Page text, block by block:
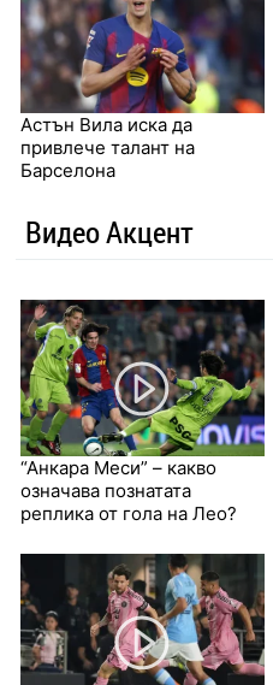
Астън Вила иска да
привлече талант на
Барселона
Видео Акцент
“Анкара Меси” – какво
означава познатата
реплика от гола на Лео?